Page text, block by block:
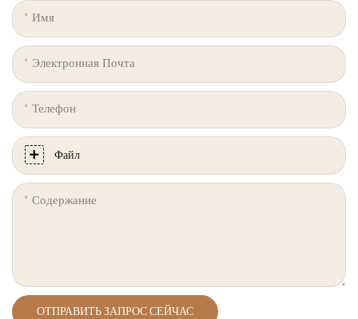
Имя
Электронная Почта
Телефон
Файл
Содержание
ОТПРАВИТЬ ЗАПРОС СЕЙЧАС